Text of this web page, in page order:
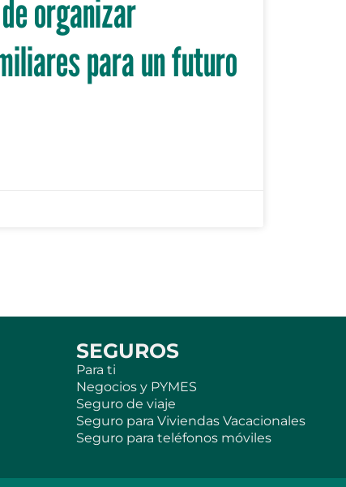
organizar
para un futuro
SEGUROS
Para ti
Negocios y PYMES
Seguro de viaje
Seguro para Viviendas Vacacionales
Seguro para teléfonos móviles